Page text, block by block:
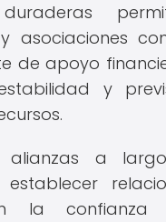
asociaciones
de apoyo
y
alianzas a
la confianza